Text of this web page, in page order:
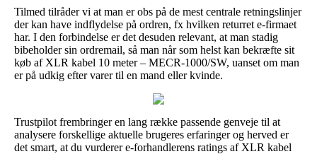
Tilmed tilråder vi at man er obs på de mest centrale retningslinjer
der kan have indflydelse på ordren, fx hvilken returret e-firmaet
har. I den forbindelse er det desuden relevant, at man stadig
bibeholder sin ordremail, så man når som helst kan bekræfte sit
køb af XLR kabel 10 meter – MECR-1000/SW, uanset om man
er på udkig efter varer til en mand eller kvinde.
Trustpilot frembringer en lang række passende genveje til at
analysere forskellige aktuelle brugeres erfaringer og herved er
det smart, at du vurderer e-forhandlerens ratings af XLR kabel